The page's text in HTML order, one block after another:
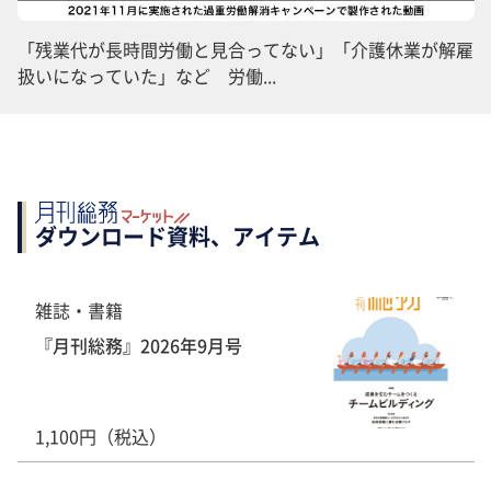
「残業代が長時間労働と見合ってない」「介護休業が解雇
扱いになっていた」など 労働...
ダウンロード資料、アイテム
雑誌・書籍
『月刊総務』2026年9月号
1,100円（税込）